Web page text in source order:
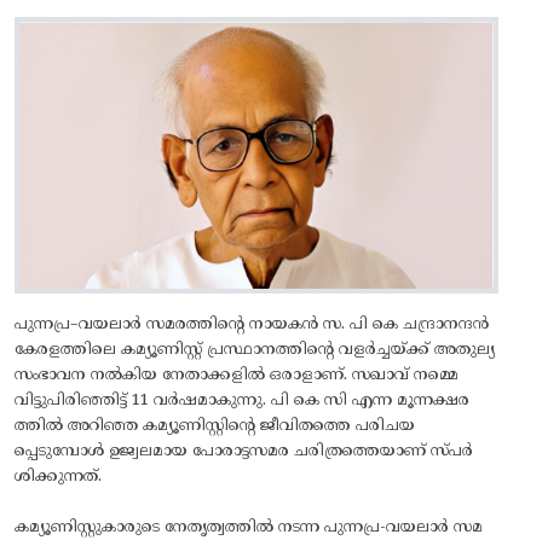
പുന്നപ്ര–വയലാർ സമരത്തിന്റെ നായകൻ സ. പി കെ ചന്ദ്രാനന്ദൻ
കേരളത്തിലെ കമ്യൂണിസ്റ്റ് പ്രസ്ഥാനത്തിന്റെ വളർച്ചയ്ക്ക് അതുല്യ
സംഭാവന നൽകിയ നേതാക്കളിൽ ഒരാളാണ്. സഖാവ് നമ്മെ
വിട്ടുപിരിഞ്ഞിട്ട് 11 വർഷമാകുന്നു. പി കെ സി എന്ന മൂന്നക്ഷര
ത്തിൽ അറിഞ്ഞ കമ്യൂണിസ്റ്റിന്റെ ജീവിതത്തെ പരിചയ
പ്പെടുമ്പോൾ ഉജ്വലമായ പോരാട്ടസമര ചരിത്രത്തെയാണ് സ്പർ
ശിക്കുന്നത്.
കമ്യൂണിസ്റ്റുകാരുടെ നേതൃത്വത്തിൽ നടന്ന പുന്നപ്ര-വയലാർ സമ